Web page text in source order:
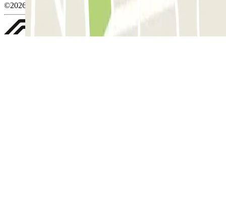
©2026 Parclick. Tutti i diritti riservati